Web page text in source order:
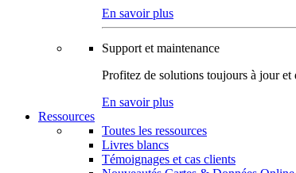
En savoir plus
Support et maintenance
Profitez de solutions toujours à jour et
En savoir plus
Ressources
Toutes les ressources
Livres blancs
Témoignages et cas clients